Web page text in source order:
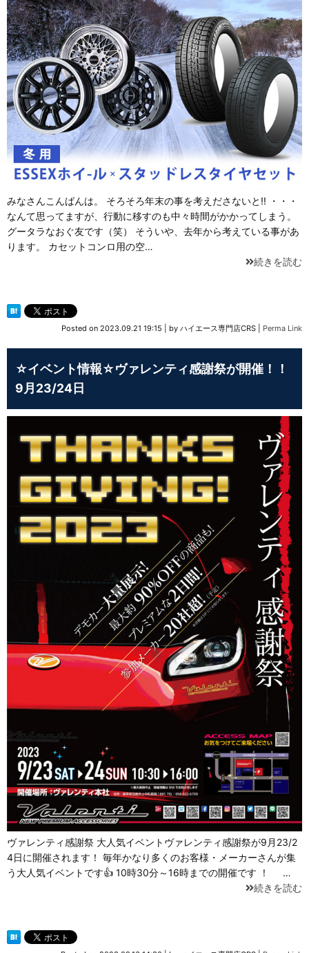
みなさんこんばんは。 そろそろ年末の事を考えださないと!! ・・・
なんて思ってますが、行動に移すのも中々時間がかかってしまう。
グータラなおぐ友です（笑） そういや、去年から考えている事があ
ります。 カセットコンロ用の空…
続きを読む
Posted on 2023.09.21 19:15 by ハイエース専門店CRS Perma Link
☆イベント情報☆ヴァレンティ感謝祭が開催！！
9月23/24日
ヴァレンティ感謝祭 大人気イベントヴァレンティ感謝祭が9月23/2
4日に開催されます！ 毎年かなり多くのお客様・メーカーさんが集
う大人気イベントです👍 10時30分～16時までの開催です ！ …
続きを読む